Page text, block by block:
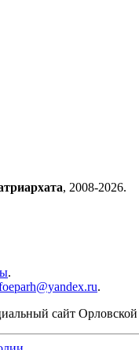
, 2008-2026.
.
.
сайт Орловской